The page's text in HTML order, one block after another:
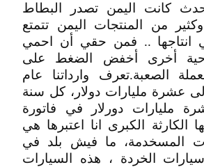
كانت اليمن تصدر البطاط
وكثير من المنتجات اليمن تتمتع
انتاجها .. فمن حقي أن احمي
أخرى أخفض الضغط على
الصعبة.تعرف وارداتنا عام
إلى عشرة مليارات دولار، كل سنة
مليارات دورلار في فاتورة
الكارثة الكبرى انا اعتبرها هي
المسخدمة، ما فيش بلد في
سيارات الخردة ، هذه السيارات